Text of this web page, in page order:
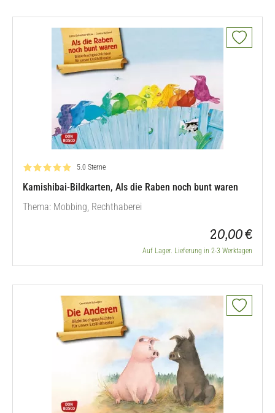
Bewertung: 5.0 von 5
5.0 Sterne
Kamishibai-Bildkarten, Als die Raben noch bunt waren
Thema: Mobbing, Rechthaberei
20,00 €
Auf Lager. Lieferung in 2-3 Werktagen